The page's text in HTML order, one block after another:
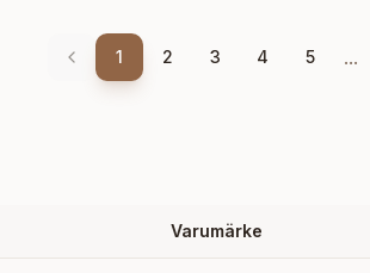
1 2 3 4 5 ...
Varumärke